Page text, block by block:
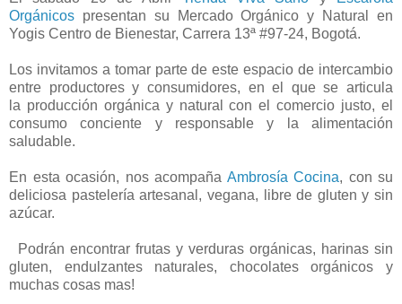
Orgánicos presentan su Mercado Orgánico y Natural en
Yogis Centro de Bienestar, Carrera 13ª #97-24, Bogotá.
Los invitamos a tomar parte de este espacio de intercambio
entre productores y consumidores, en el que se articula
la producción orgánica y natural con el comercio justo, el
consumo conciente y responsable y la alimentación
saludable.
En esta ocasión, nos acompaña Ambrosía Cocina, con su
deliciosa pastelería artesanal, vegana, libre de gluten y sin
azúcar.
Podrán encontrar frutas y verduras orgánicas, harinas sin
gluten, endulzantes naturales, chocolates orgánicos y
muchas cosas mas!